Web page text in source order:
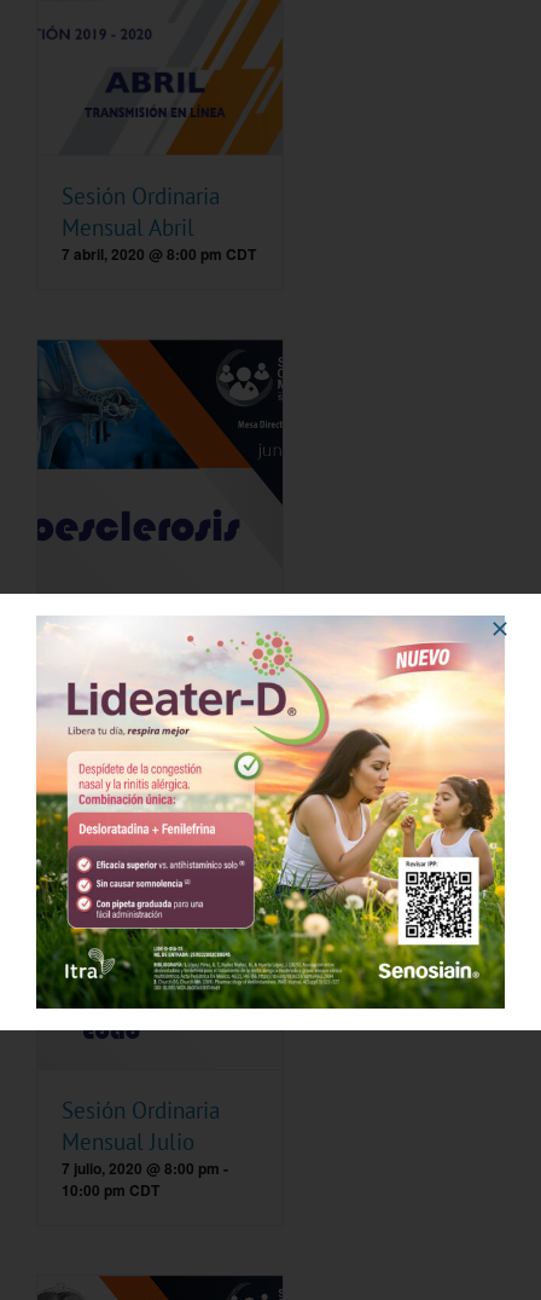
Sesión Ordinaria
Mensual Abril
7 abril, 2020 @ 8:00 pm CDT
Sesión Ordinaria
Mensual Junio
9 junio, 2020 @ 8:00 pm-
10:00 pm CDT
Sesión Ordinaria
Mensual Julio
7 julio, 2020 @ 8:00 pm -
10:00 pm CDT